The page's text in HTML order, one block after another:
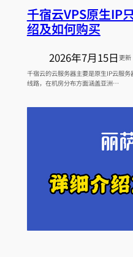
千宿云VPS原生IP
绍及如何购买
2026年7月15日 更新
千宿云的云服务器主要是原生IP云服
线路，在机房分布方面涵盖亚洲…